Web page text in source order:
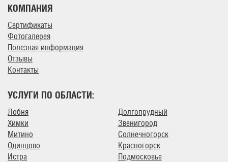
КОМПАНИЯ
Сертификаты
Фотогалерея
Полезная информация
Отзывы
Контакты
УСЛУГИ ПО ОБЛАСТИ:
Лобня
Химки
Митино
Одинцово
Истра
Долгопрудный
Звенигород
Солнечногорск
Красногорск
Подмосковье